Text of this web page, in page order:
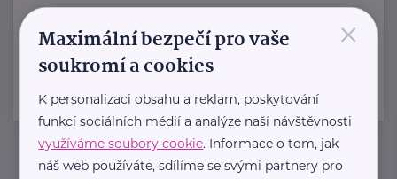
Další články ×
Maximální bezpečí pro vaše
soukromí a cookies
K personalizaci obsahu a reklam, poskytování
funkcí sociálních médií a analýze naší návštěvnosti
využíváme soubory cookie. Informace o tom, jak
náš web používáte, sdílíme se svými partnery pro